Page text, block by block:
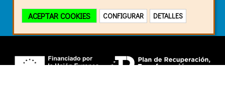
ACEPTAR COOKIES CONFIGURAR
DETALLES
Necesarias
Analíticas